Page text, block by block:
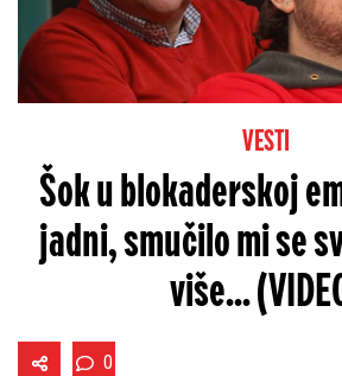
VESTI
Šok u blokaderskoj
jadni, smučilo mi se
više...
0